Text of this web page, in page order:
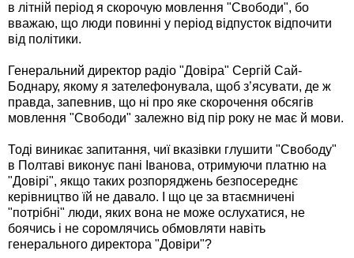
в літній період я скорочую мовлення "Свободи", бо
вважаю, що люди повинні у період відпусток відпочити
від політики.
Генеральний директор радіо "Довіра" Сергій Сай-
Боднару, якому я зателефонувала, щоб з’ясувати, де ж
правда, запевнив, що ні про яке скорочення обсягів
мовлення "Свободи" залежно від пір року не має й мови.
Тоді виникає запитання, чиї вказівки глушити "Свободу"
в Полтаві виконує пані Іванова, отримуючи платню на
"Довірі", якщо таких розпоряджень безпосереднє
керівництво їй не давало. І що це за втаємничені
"потрібні" люди, яких вона не може ослухатися, не
боячись і не соромлячись обмовляти навіть
генерального директора "Довіри"?